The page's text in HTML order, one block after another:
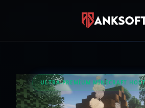
ULTRA-PREMIUM MINECRAFT
SIZE NASIL YARDIMCI OLALIM?
WhatsApp
0850 885 10 17